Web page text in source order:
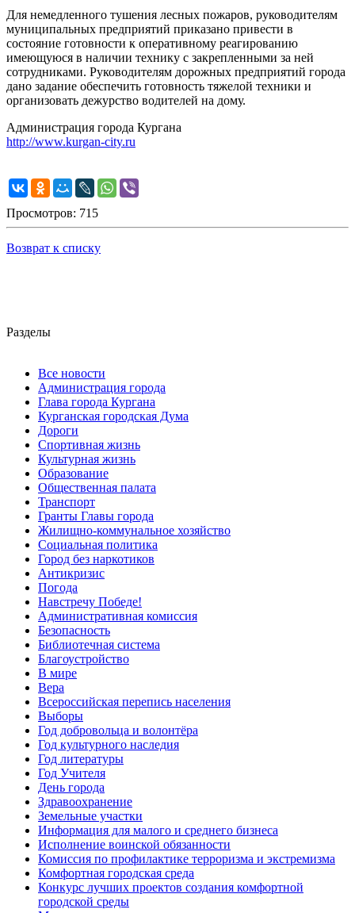
Для немедленного тушения лесных пожаров, руководителям
муниципальных предприятий приказано привести в
состояние готовности к оперативному реагированию
имеющуюся в наличии технику с закрепленными за ней
сотрудниками. Руководителям дорожных предприятий города
дано задание обеспечить готовность тяжелой техники и
организовать дежурство водителей на дому.
Администрация города Кургана
http://www.kurgan-city.ru
Просмотров: 715
Возврат к списку
Разделы
Все новости
Администрация города
Глава города Кургана
Курганская городская Дума
Дороги
Спортивная жизнь
Культурная жизнь
Образование
Общественная палата
Транспорт
Гранты Главы города
Жилищно-коммунальное хозяйство
Социальная политика
Город без наркотиков
Антикризис
Погода
Навстречу Победе!
Административная комиссия
Безопасность
Библиотечная система
Благоустройство
В мире
Вера
Всероссийская перепись населения
Выборы
Год добровольца и волонтёра
Год культурного наследия
Год литературы
Год Учителя
День города
Здравоохранение
Земельные участки
Информация для малого и среднего бизнеса
Исполнение воинской обязанности
Комиссия по профилактике терроризма и экстремизма
Комфортная городская среда
Конкурс лучших проектов создания комфортной
городской среды